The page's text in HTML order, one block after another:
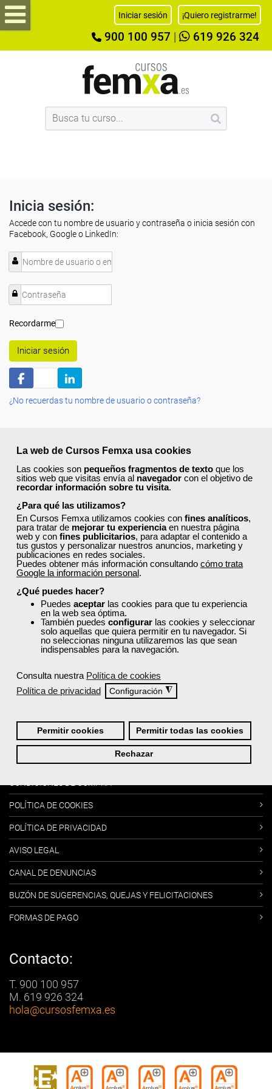
La web de Cursos Femxa usa cookies
Las cookies son pequeños fragmentos de texto que los
sitios web que visitas envía al navegador con el objetivo de
recordar información sobre tu visita.
¿Para qué las utilizamos?
En Cursos Femxa utilizamos cookies con fines analíticos,
para tratar de mejorar tu experienciaen nuestra página
web y con fines publicitarios, para adaptar el contenido a
tus gustos y personalizar nuestros anuncios, marketing y
publicaciones en redes sociales.
Puedes obtener más información consultando cómo trata
Google la información personal.
¿Qué puedes hacer?
Puedes aceptar las cookies para que tu experiencia
en la web sea óptima.
También puedes configurar las cookies y seleccionar
solo aquellas que quiera permitir en tu navegador. Si
no seleccionas ninguna utilizaremos las que sean
indispensables para la navegación.
Consulta nuestra Política de cookies
Política de privacidad
Configuración ◮
Permitir cookies Permitir todas las cookies
Rechazar
Iniciar sesión ¡Quiero registrarme!
900 100 957 619 926 324
Inicia sesión:
Accede con tu nombre de usuario y contraseña o inicia sesión con
Facebook, Google o LinkedIn:
Recordarme
Iniciar sesión
¿No recuerdas tu nombre de usuario o contraseña?
Quiénes Somos:
Especialistas en consultoría y
Nuestro objetivo diario es, única y exclusivamente, ayudarte a
conseguir tus metas profesionales ofreciéndote los mejores
cursosdel momento. ¿Te apuntas?
Más sobre Femxa
Cursos:
MI PERFIL
CATÁLOGO DE CURSOS
BLOG
POLÍTICA DE COOKIES
POLÍTICA DE PRIVACIDAD
AVISO LEGAL
CANAL DE DENUNCIAS
BUZÓN DE SUGERENCIAS, QUEJAS Y FELICITACIONES
FORMAS DE PAGO
Contacto:
T. 900 100 957
M. 619 926 324
hola@cursosfemxa.es